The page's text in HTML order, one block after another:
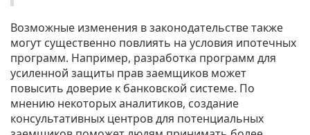
Возможные изменения в законодательстве также
могут существенно повлиять на условия ипотечных
программ. Например, разработка программ для
усиленной защиты прав заемщиков может
повысить доверие к банковской системе. По
мнению некоторых аналитиков, создание
консультативных центров для потенциальных